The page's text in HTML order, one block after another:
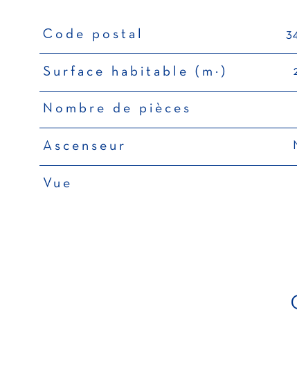
TRAD_PAMPERO_Caracteristique
Code postal
Surface habitable (m²)
Nombre de pièces
Ascenseur
Vue